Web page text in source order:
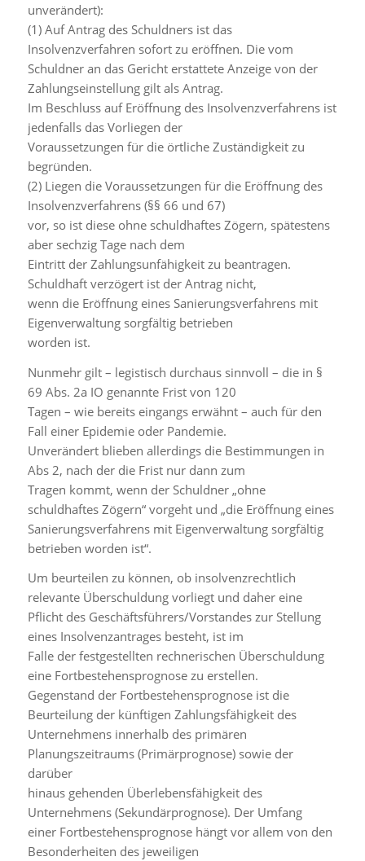
unverändert):
(1) Auf Antrag des Schuldners ist das
Insolvenzverfahren sofort zu eröffnen. Die vom
Schuldner an das Gericht erstattete Anzeige von der
Zahlungseinstellung gilt als Antrag.
Im Beschluss auf Eröffnung des Insolvenzverfahrens ist
jedenfalls das Vorliegen der
Voraussetzungen für die örtliche Zuständigkeit zu
begründen.
(2) Liegen die Voraussetzungen für die Eröffnung des
Insolvenzverfahrens (§§ 66 und 67)
vor, so ist diese ohne schuldhaftes Zögern, spätestens
aber sechzig Tage nach dem
Eintritt der Zahlungsunfähigkeit zu beantragen.
Schuldhaft verzögert ist der Antrag nicht,
wenn die Eröffnung eines Sanierungsverfahrens mit
Eigenverwaltung sorgfältig betrieben
worden ist.
Nunmehr gilt – legistisch durchaus sinnvoll – die in §
69 Abs. 2a IO genannte Frist von 120
Tagen – wie bereits eingangs erwähnt – auch für den
Fall einer Epidemie oder Pandemie.
Unverändert blieben allerdings die Bestimmungen in
Abs 2, nach der die Frist nur dann zum
Tragen kommt, wenn der Schuldner „ohne
schuldhaftes Zögern“ vorgeht und „die Eröffnung eines
Sanierungsverfahrens mit Eigenverwaltung sorgfältig
betrieben worden ist“.
Um beurteilen zu können, ob insolvenzrechtlich
relevante Überschuldung vorliegt und daher eine
Pflicht des Geschäftsführers/Vorstandes zur Stellung
eines Insolvenzantrages besteht, ist im
Falle der festgestellten rechnerischen Überschuldung
eine Fortbestehensprognose zu erstellen.
Gegenstand der Fortbestehensprognose ist die
Beurteilung der künftigen Zahlungsfähigkeit des
Unternehmens innerhalb des primären
Planungszeitraums (Primärprognose) sowie der
darüber
hinaus gehenden Überlebensfähigkeit des
Unternehmens (Sekundärprognose). Der Umfang
einer Fortbestehensprognose hängt vor allem von den
Besonderheiten des jeweiligen